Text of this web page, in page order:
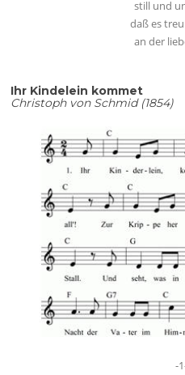
still und
daß es
an der
Ihr Kindelein kommet
Christoph von Schmid (1854)
-